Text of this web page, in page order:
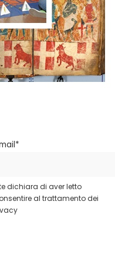
dichiara di aver letto
al trattamento dei